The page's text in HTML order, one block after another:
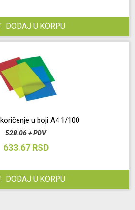
DODAJ U KORPU
u boji A4 1/100
528.06 + PDV
633.67 RSD
DODAJ U KORPU